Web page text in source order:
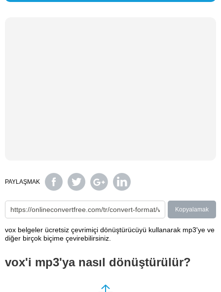
PAYLAŞMAK
Kopyalamak
vox belgeler ücretsiz çevrimiçi dönüştürücüyü kullanarak mp3'ye ve
diğer birçok biçime çevirebilirsiniz.
vox'i mp3'ya nasıl dönüştürülür?